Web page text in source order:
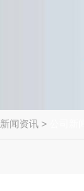
新闻资讯 >